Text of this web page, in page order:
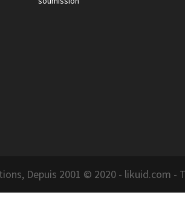
Depuis 2001 © 2020 - likuid.com -